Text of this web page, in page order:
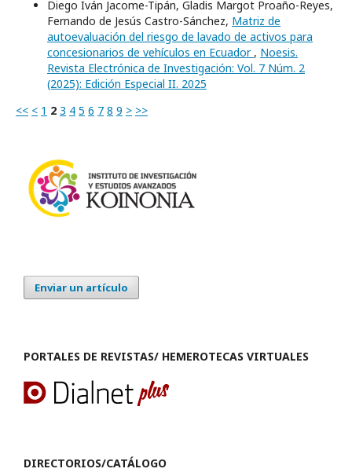
Diego Iván Jacome-Tipán, Gladis Margot Proaño-Reyes,
Fernando de Jesús Castro-Sánchez, Matriz de
autoevaluación del riesgo de lavado de activos para
concesionarios de vehículos en Ecuador , Noesis.
Revista Electrónica de Investigación: Vol. 7 Núm. 2
(2025): Edición Especial II. 2025
<< < 1 2 3 4 5 6 7 8 9 > >>
Enviar un artículo
PORTALES DE REVISTAS/ HEMEROTECAS VIRTUALES
DIRECTORIOS/CATÁLOGO